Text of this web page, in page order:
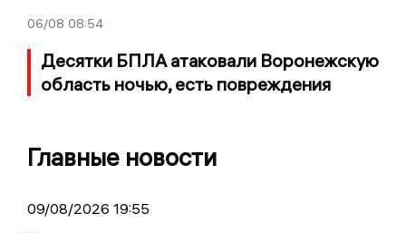
06/08 08:54
Десятки БПЛА атаковали Воронежскую
область ночью, есть повреждения
Главные новости
09/08/2026 19:55